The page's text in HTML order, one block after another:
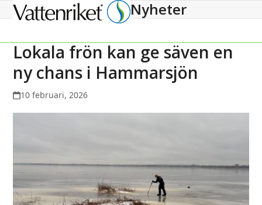
Open
menu
Close
menu
Nyheter
Lokala frön kan ge säven en
ny chans i Hammarsjön
10 februari, 2026